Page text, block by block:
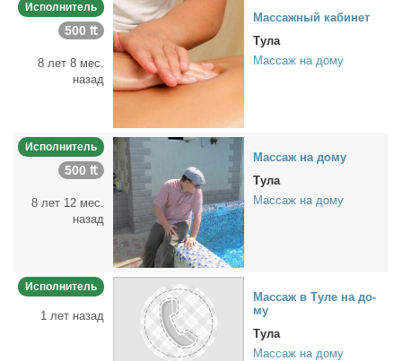
Исполнитель
500 ₶
8 лет 8 мес.
назад
Мас­саж­ный ка­бинет
Тула
Массаж на дому
Исполнитель
500 ₶
8 лет 12 мес.
назад
Мас­саж на до­му
Тула
Массаж на дому
Исполнитель
1 лет назад
Мас­саж в Ту­ле на до­
му
Тула
Массаж на дому